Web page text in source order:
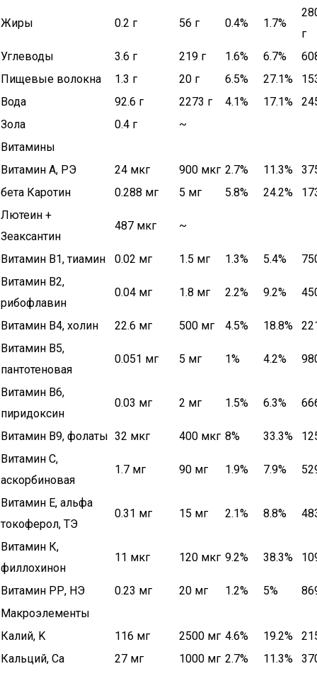
Жиры 0.2 г 56 г 0.4% 1.7%
г
Углеводы
3.6 г 219 г 1.6% 6.7%
Пищевые волокна
1.3 г 20 г 6.5% 27.1%
Вода
92.6 г 2273 г 4.1% 17.1%
Зола
0.4 г
~
Витамины
Витамин А, РЭ
24 мкг 900 мкг 2.7% 11.3%
бета Каротин
0.288 мг 5 мг 5.8% 24.2%
Лютеин +
Зеаксантин
487 мкг ~
Витамин В1, тиамин 0.02 мг 1.5 мг 1.3% 5.4%
Витамин В2,
рибофлавин
0.04 мг 1.8 мг 2.2% 9.2%
Витамин В4, холин 22.6 мг 500 мг 4.5% 18.8%
Витамин В5,
пантотеновая
0.051 мг 5 мг 1% 4.2%
Витамин В6,
пиридоксин
0.03 мг 2 мг 1.5% 6.3%
Витамин В9, фолаты 32 мкг 400 мкг 8% 33.3%
Витамин C,
аскорбиновая
1.7 мг 90 мг 1.9% 7.9%
Витамин Е, альфа
токоферол, ТЭ
0.31 мг 15 мг 2.1% 8.8%
Витамин К,
филлохинон
11 мкг 120 мкг 9.2% 38.3%
Витамин РР, НЭ 0.23 мг 20 мг 1.2% 5%
Макроэлементы
Калий, K
116 мг 2500 мг 4.6% 19.2%
Кальций, Ca
27 мг 1000 мг 2.7% 11.3%